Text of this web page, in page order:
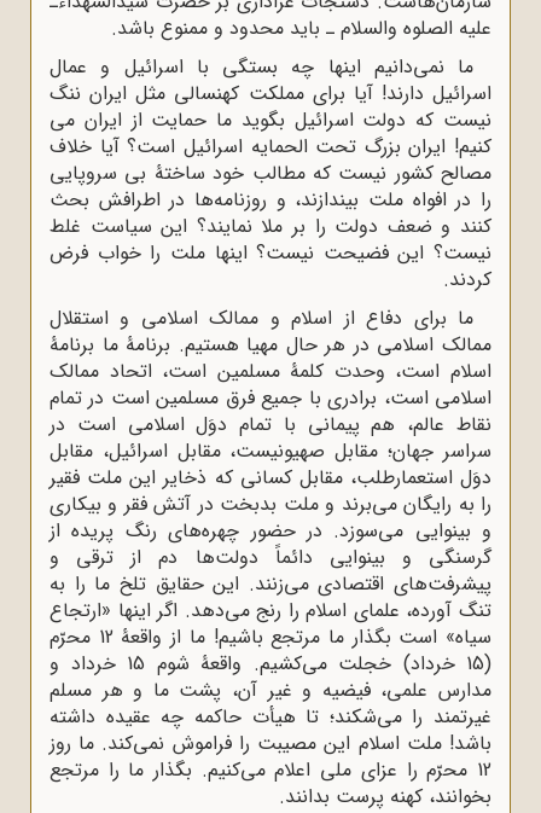
علیه الصلوه والسلام ـ باید محدود و ممنوع باشد.‌
ما نمی‌دانیم اینها چه بستگی با اسرائیل و عمال
اسرائیل دارند! آیا برای مملکت‌ ‌کهنسالی مثل ایران ننگ
نیست که دولت اسرائیل بگوید ما حمایت از ایران می
کنیم!‌ ‌ایران بزرگ تحت الحمایه اسرائیل است؟ آیا خلاف
مصالح کشور نیست که مطالب‌ ‌خود ساختۀ بی سروپایی
را در افواه‌ ملت بیندازند، و روزنامه‌ها در اطرافش بحث
کنند‌ ‌و ضعف دولت را بر ملا نمایند؟ این سیاست غلط
نیست؟ این فضیحت نیست؟ اینها ملت‌ ‌را خواب فرض
کردند.‌
ما برای دفاع از اسلام و ممالک اسلامی و استقلال
ممالک اسلامی در هر حال مهیا‌ ‌هستیم. برنامۀ ما برنامۀ
اسلام است، وحدت کلمۀ مسلمین است، اتحاد ممالک
اسلامی‌ ‌است، برادری با جمیع فرق مسلمین است در تمام
نقاط عالم، هم پیمانی با تمام دوَل‌ ‌اسلامی است در
سراسر جهان؛ مقابل صهیونیست، مقابل اسرائیل، مقابل
دوَل‌ ‌استعمارطلب، مقابل کسانی که ذخایر این ملت فقیر
را به رایگان می‌برند و ملت بدبخت‌ ‌در آتش فقر و بیکاری
و بینوایی می‌سوزد. در حضور چهره‌های رنگ پریده از
گرسنگی‌
‌و بینوایی دائماً دولت‌ها دم از ترقی و
پیشرفت‌های اقتصادی می‌زنند.‌ این حقایق تلخ ما را به
تنگ آورده، علمای اسلام را رنج می‌دهد. اگر اینها «ارتجاع‌
سیاه» است بگذار ما مرتجع باشیم! ما از واقعۀ 12 محرّم
(15 خرداد) خجلت می‌کشیم.‌
‌واقعۀ شوم 15 خرداد و
مدارس علمی، فیضیه و غیر آن، پشت ما و هر مسلم
غیرتمند را‌ ‌می‌شکند؛ تا هیأت حاکمه چه عقیده داشته
باشد! ملت اسلام این مصیبت را فراموش‌ ‌نمی‌کند. ما روز
12 محرّم را عزای ملی اعلام می‌کنیم. بگذار ما را مرتجع
بخوانند،‌ ‌کهنه پرست بدانند.